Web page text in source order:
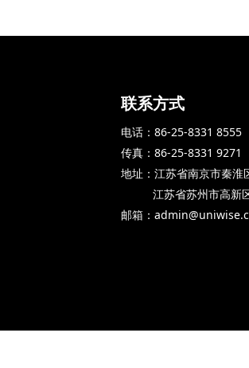
联系方式
电话：86-25-8331 8555
传真：86-25-8331 9271
地址：江苏省南京市秦淮
江苏省苏州市高新区
邮箱：